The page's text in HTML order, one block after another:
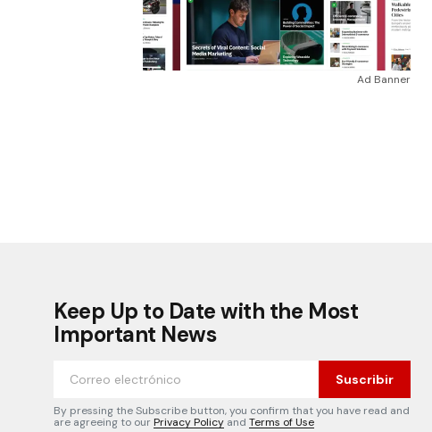
Ad Banner
Keep Up to Date with the Most
Important News
Suscribir
By pressing the Subscribe button, you confirm that you have read and
are agreeing to ourPrivacy Policy and Terms of Use